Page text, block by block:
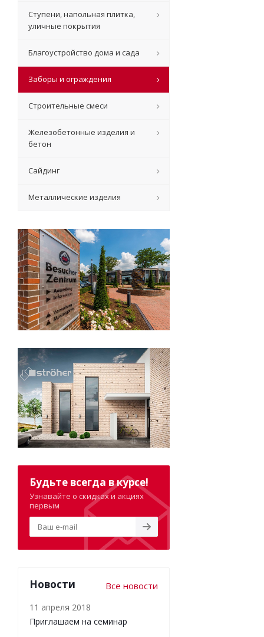
Ступени, напольная плитка,
уличные покрытия
Благоустройство дома и сада
Заборы и ограждения
Строительные смеси
Железобетонные изделия и
бетон
Сайдинг
Металлические изделия
Будьте всегда в курсе!
Узнавайте о скидках и акциях
первым
Новости Все новости
11 апреля 2018
Приглашаем на семинар